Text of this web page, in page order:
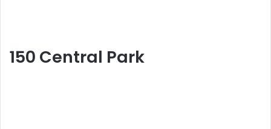
150 Central Park